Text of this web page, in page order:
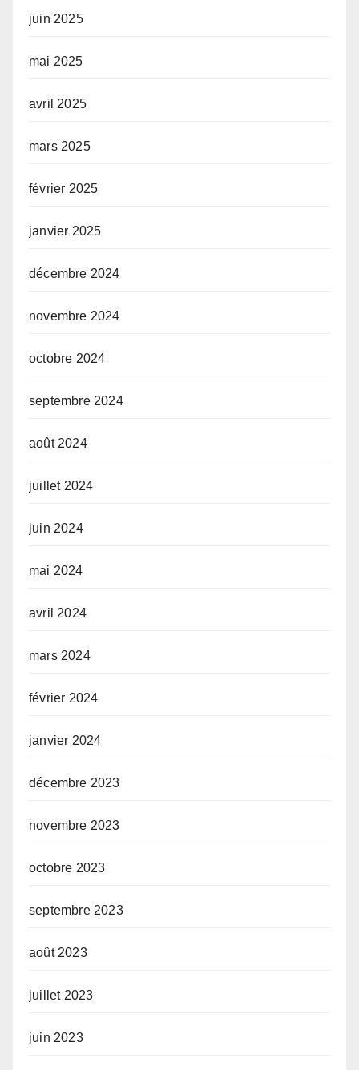
juin 2025
mai 2025
avril 2025
mars 2025
février 2025
janvier 2025
décembre 2024
novembre 2024
octobre 2024
septembre 2024
août 2024
juillet 2024
juin 2024
mai 2024
avril 2024
mars 2024
février 2024
janvier 2024
décembre 2023
novembre 2023
octobre 2023
septembre 2023
août 2023
juillet 2023
juin 2023